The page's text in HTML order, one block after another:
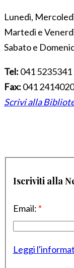
Lunedì,
Martedì e
Sabato e
Tel: 041 5235341
Fax: 041 2414020
Scrivi alla
Iscriviti alla
Email: *
Leggi